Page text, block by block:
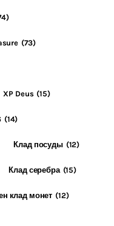
(73)
XP Deus (15)
(14)
Клад посуды (12)
Клад серебра (15)
клад монет (12)